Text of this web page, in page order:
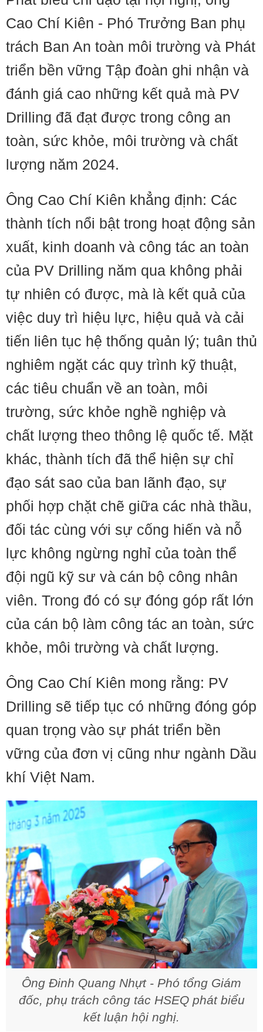
Cao Chí Kiên - Phó Trưởng Ban phụ
trách Ban An toàn môi trường và Phát
triển bền vững Tập đoàn ghi nhận và
đánh giá cao những kết quả mà PV
Drilling đã đạt được trong công an
toàn, sức khỏe, môi trường và chất
lượng năm 2024.
Ông Cao Chí Kiên khẳng định: Các
thành tích nổi bật trong hoạt động sản
xuất, kinh doanh và công tác an toàn
của PV Drilling năm qua không phải
tự nhiên có được, mà là kết quả của
việc duy trì hiệu lực, hiệu quả và cải
tiến liên tục hệ thống quản lý; tuân thủ
nghiêm ngặt các quy trình kỹ thuật,
các tiêu chuẩn về an toàn, môi
trường, sức khỏe nghề nghiệp và
chất lượng theo thông lệ quốc tế. Mặt
khác, thành tích đã thể hiện sự chỉ
đạo sát sao của ban lãnh đạo, sự
phối hợp chặt chẽ giữa các nhà thầu,
đối tác cùng với sự cống hiến và nỗ
lực không ngừng nghỉ của toàn thể
đội ngũ kỹ sư và cán bộ công nhân
viên. Trong đó có sự đóng góp rất lớn
của cán bộ làm công tác an toàn, sức
khỏe, môi trường và chất lượng.
Ông Cao Chí Kiên mong rằng: PV
Drilling sẽ tiếp tục có những đóng góp
quan trọng vào sự phát triển bền
vững của đơn vị cũng như ngành Dầu
khí Việt Nam.
Ông Đinh Quang Nhựt - Phó tổng Giám
đốc, phụ trách công tác HSEQ phát biểu
kết luận hội nghị.